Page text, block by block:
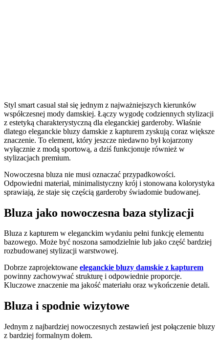
Styl smart casual stał się jednym z najważniejszych kierunków
współczesnej mody damskiej. Łączy wygodę codziennych stylizacji
z estetyką charakterystyczną dla eleganckiej garderoby. Właśnie
dlatego eleganckie bluzy damskie z kapturem zyskują coraz większe
znaczenie. To element, który jeszcze niedawno był kojarzony
wyłącznie z modą sportową, a dziś funkcjonuje również w
stylizacjach premium.
Nowoczesna bluza nie musi oznaczać przypadkowości.
Odpowiedni materiał, minimalistyczny krój i stonowana kolorystyka
sprawiają, że staje się częścią garderoby świadomie budowanej.
Bluza jako nowoczesna baza stylizacji
Bluza z kapturem w eleganckim wydaniu pełni funkcję elementu
bazowego. Może być noszona samodzielnie lub jako część bardziej
rozbudowanej stylizacji warstwowej.
Dobrze zaprojektowane eleganckie bluzy damskie z kapturem
powinny zachowywać strukturę i odpowiednie proporcje.
Kluczowe znaczenie ma jakość materiału oraz wykończenie detali.
Bluza i spodnie wizytowe
Jednym z najbardziej nowoczesnych zestawień jest połączenie bluzy
z bardziej formalnym dołem.